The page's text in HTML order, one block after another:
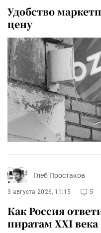
Удобство
цену
Глеб Простаков
3 августа 2026, 11:15 5
Как Россия
пиратам XXI века